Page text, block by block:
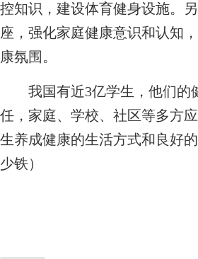
控知识，建设体育健身设施。
座，强化家庭健康意识和认知
康氛围。
我国有近3亿学生，他们的
任，家庭、学校、社区等多方
生养成健康的生活方式和良好
少铁）